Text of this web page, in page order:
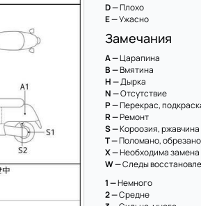
D —Плохо
E —Ужасно
Замечания
A —Царапина
B —Вмятина
H —Дырка
N —Отсутствие
P —Перекрас,
R —Ремонт
S —Короозия, ржавчина
T —Поломано, обрезано
X —Необходима замена
W —Следы
1 —Немного
2 —Средне